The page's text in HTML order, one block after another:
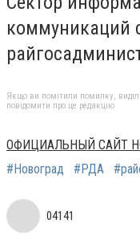
коммуникаций
Якщо ви помітили помилку,
повідомити про це редакцію
ОФИЦИАЛЬНЫЙ САЙТ
#Новоград
#РДА
04141